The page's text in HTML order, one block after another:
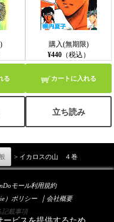
る
購入(無期限)
¥440（税込）
カートに入れる
立ち読み
> イカロスの山 ４巻
モール利用規約
）ポリシー ｜ 会社概要
記載事項